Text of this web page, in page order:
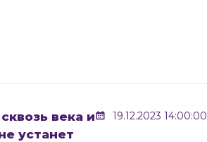
19.12.2023 14:00:00
века и
устанет